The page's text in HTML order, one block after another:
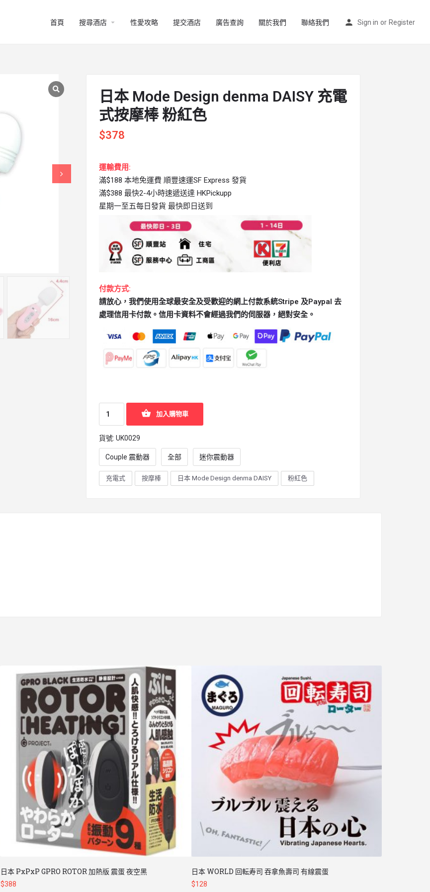
首頁 搜尋酒店 arrow_drop_down 性愛攻略 提交酒店 廣告查詢 關於我們 聯絡我們 Sign in or Register
日本 Mode Design denma DAISY 充電
式按摩棒 粉紅色
$378
運輸費用:
滿$188 本地免運費 順豐速運SF Express 發貨
滿$388 最快2-4小時速遞送達 HKPickupp
星期一至五每日發貨 最快即日送到
付款方式:
請放心，我們使用全球最安全及受歡迎的網上付款系統Stripe 及Paypal 去
處理信用卡付款。信用卡資料不會經過我們的伺服器，絕對安全。
加入購物車
貨號: UK0029
Couple 震動器 全部 迷你震動器
充電式 按摩棒 日本 Mode Design denma DAISY 粉紅色
日本 PxPxP GPRO ROTOR 加熱版 震蛋 夜空黑
$388
日本 WORLD 回転寿司 吞拿魚壽司 有線震蛋
$128